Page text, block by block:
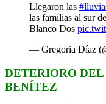
Llegaron las
las familias al sur de
Blanco Dos
— Gregoria Díaz
DETERIORO
BENÍTEZ